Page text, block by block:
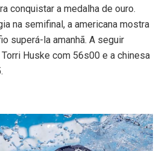
conquistar a medalha de ouro.
na semifinal, a americana mostra
superá-la amanhã. A seguir
Huske com 56s00 e a chinesa